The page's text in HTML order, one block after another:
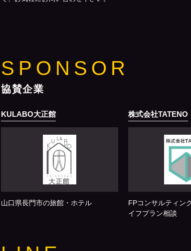
SPONSOR
協賛企業
KULABO大正館
山口県長門市の旅館・ホテル
株式会社TATENO
FPコンサルティン
イフプラン相談